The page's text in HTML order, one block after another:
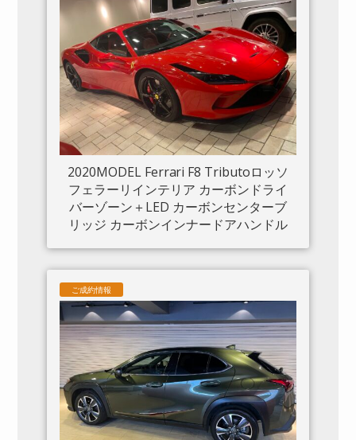
2020MODEL Ferrari F8 Tributoロッソ
フェラーリインテリア カーボンドライ
バーゾーン＋LED カーボンセンターブ
リッジ カーボンインナードアハンドル
ーディスプレイ アダプティブヘッドラ
イトシステム 入庫しました。
ご成約情報